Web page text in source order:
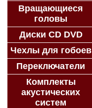
Вращающиеся
головы
Диски CD DVD
Чехлы для гобоев
Переключатели
Комплекты
акустических
систем